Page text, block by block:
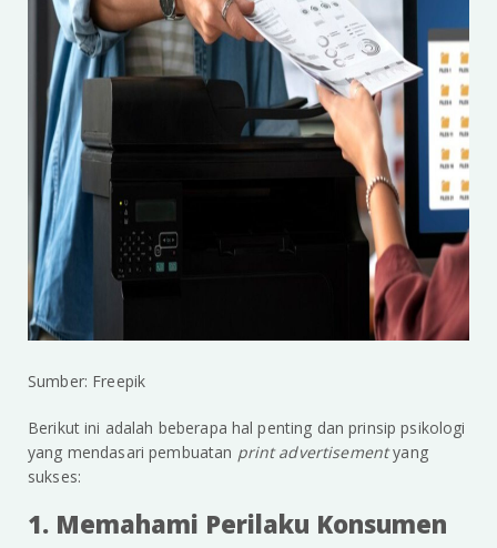
Sumber: Freepik
Berikut ini adalah beberapa hal penting dan prinsip psikologi
yang mendasari pembuatan print advertisementyang
sukses:
1. Memahami Perilaku Konsumen